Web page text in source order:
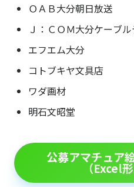
ＯＡＢ大分朝日放送
Ｊ：ＣＯＭ大分ケーブ
エフエム大分
コトブキヤ文具店
ワダ画材
明石文昭堂
公募アマチュア
（Excel